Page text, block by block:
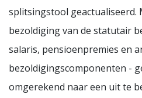
splitsingstool geactualiseerd.
bezoldiging van de statutair
salaris, pensioenpremies en
bezoldigingscomponenten -
omgerekend naar een uit te